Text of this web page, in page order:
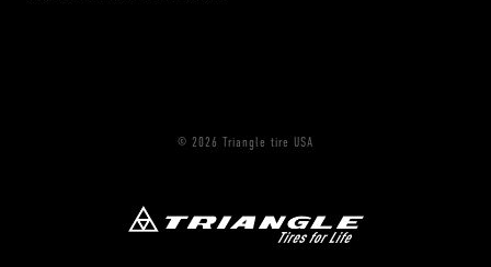
© 2026 Triangle tire USA